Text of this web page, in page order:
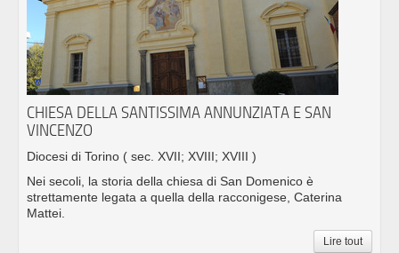
CHIESA DELLA SANTISSIMA ANNUNZIATA E SAN
VINCENZO
Diocesi di Torino ( sec. XVII; XVIII; XVIII )
Nei secoli, la storia della chiesa di San Domenico è
strettamente legata a quella della racconigese, Caterina
Mattei.
Lire tout